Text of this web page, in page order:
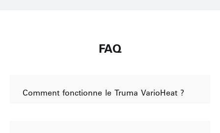
FAQ
Comment fonctionne le Truma VarioHeat ?